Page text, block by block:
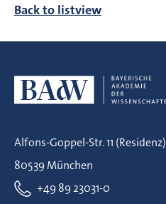
Back to listview
Alfons-Goppel-Str. 11 (Residenz)
80539 München
+49 89 23031-0